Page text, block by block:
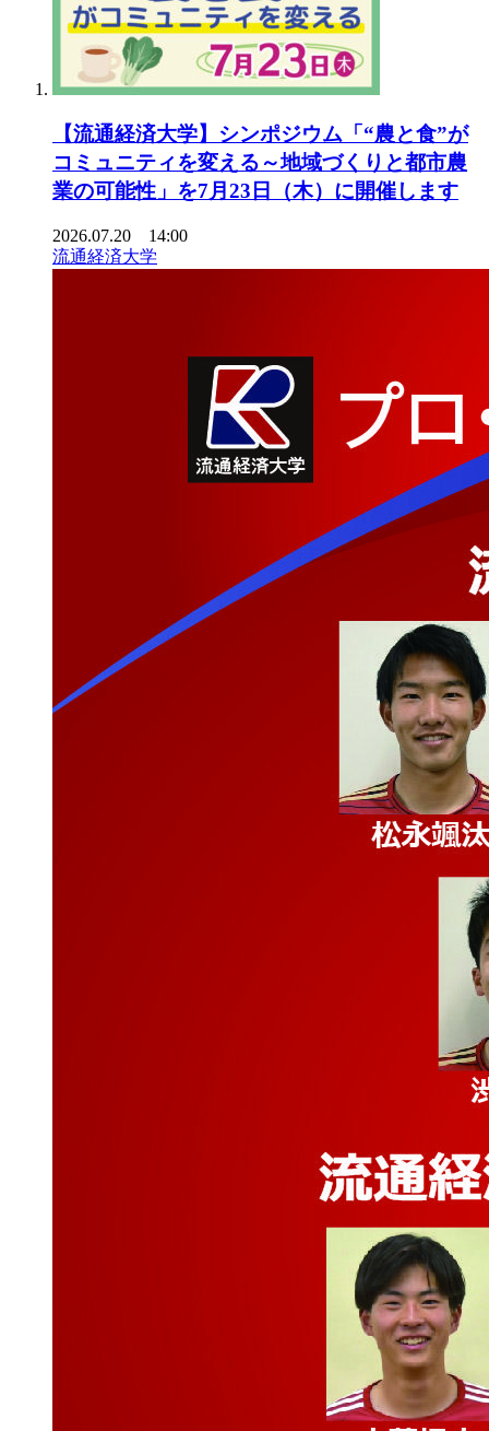
【流通経済大学】シンポジウム「“農と食”が
コミュニティを変える～地域づくりと都市農
業の可能性」を7月23日（木）に開催します
2026.07.20 14:00
流通経済大学